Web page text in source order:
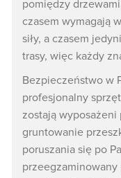
pomiędzy
czasem wymagają
siły, a czasem
trasy, więc każdy
Bezpieczeństwo w
profesjonalny
zostają wyposażeni
gruntowanie
poruszania się po